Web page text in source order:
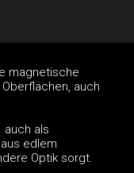
magnetische
auch
auch als
edlem
Optik sorgt.